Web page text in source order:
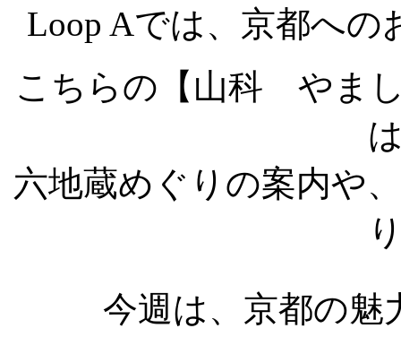
Loop Aでは、京都へ
こちらの【山科 やま
六地蔵めぐりの案内や
今週は、京都の魅